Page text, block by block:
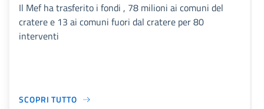
Il Mef ha trasferito i fondi , 78 milioni ai comuni del
cratere e 13 ai comuni fuori dal cratere per 80
interventi
SCOPRI TUTTO